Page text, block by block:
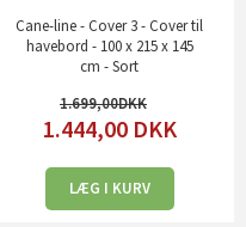
Cane-line - Cover 3 - Cover til
havebord - 100 x 215 x 145
cm - Sort
1.699,00
1.444,00 DKK
LÆG I KURV